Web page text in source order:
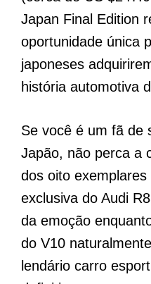
Japan Final Edition
oportunidade única
japoneses
história automotiva
Se você é um fã de
Japão, não perca a
dos oito exemplares
exclusiva do Audi
da emoção
do V10
lendário carro